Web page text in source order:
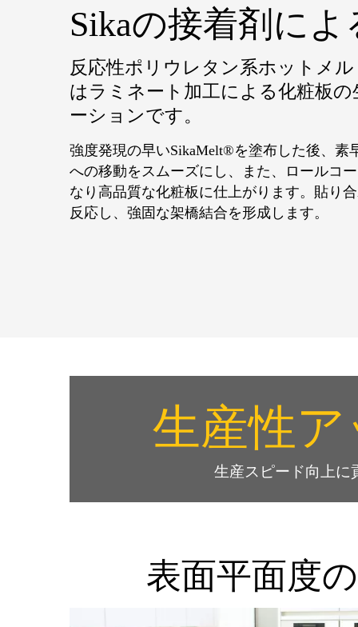
Sikaの接着剤に
反応性ポリウレタン系ホットメ
はラミネート加工による化粧板
ーションです。
強度発現の早いSikaMelt®を塗布した後、素
への移動をスムーズにし、また、ロールコ
なり高品質な化粧板に仕上がります。貼り
反応し、強固な架橋結合を形成します。
生産性ア
生産スピード向上に
表面平面度